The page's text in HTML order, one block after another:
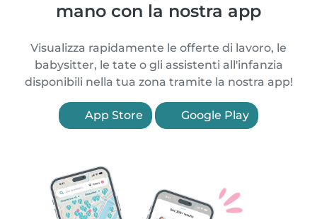
mano con la nostra app
Visualizza rapidamente le offerte di lavoro, le
babysitter, le tate o gli assistenti all'infanzia
disponibili nella tua zona tramite la nostra app!
App Store Google Play